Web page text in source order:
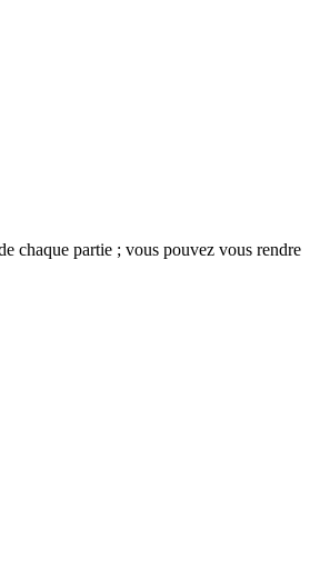
chaque partie ; vous pouvez vous rendre